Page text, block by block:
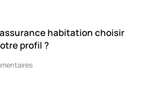
habitation choisir
profil ?